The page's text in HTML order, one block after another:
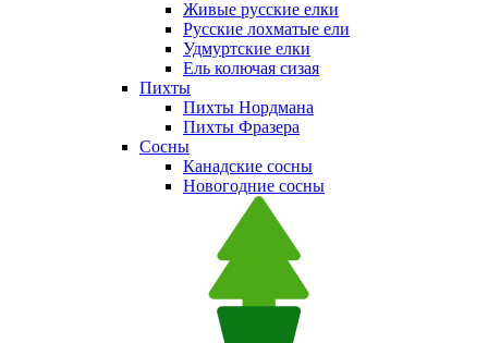
Живые русские елки
Русские лохматые ели
Удмуртские елки
Ель колючая сизая
Пихты
Пихты Нордмана
Пихты Фразера
Сосны
Канадские сосны
Новогодние сосны